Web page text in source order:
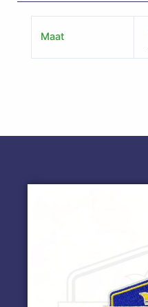
Maat